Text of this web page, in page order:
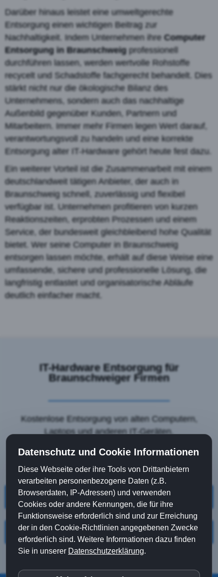
Darüber hinaus leistet eine umweltgerechte
Entsorgung einen wichtigen Beitrag zur
Nachhaltigkeit. Indem Unternehmen ihreComputer
Entsorgung in Braunschweigprofessionell
durchführen lassen, werden wertvolle Rohstoffe
recycelt und Schadstoffe fachgerecht behandelt. Dies
stärkt nicht nur die ökologische Bilanz des
Unternehmens, sondern auch das nachhaltige
Außenbild gegenüber Kunden, Partnern und
Mitarbeitern. Immer mehr Firmen legen Wert darauf,
verantwortungsvoll zu handeln und eine korrekte
Entsorgung alter IT-Hardware gehört heute fest dazu.
Ein weiterer Vorteil ist die Zusammenarbeit mit einem
deutschlandweit tätigen Anbieter, der auch in
Braunschweig schnell, zuverlässig und flexibel
verfügbar ist. Unternehmen profitieren von kurzen
Reaktionszeiten, erprobten Prozessen und einem
Service, der bundesweit gleichbleibend hohe Qualität
bietet. Wer seine Computer in Braunschweig
entsorgen lassen möchte, erhält auf diese Weise eine
umfassende, sichere und professionelle Lösung, die
langfristig entlastet und organisatorische Abläufe
deutlich einfacher macht.
IT-Hardware Entsorgung für
Braunschweiger Firmen
Kostenlose Entsorgung von alten Computern,
Laptops und anderen IT-Geräten.
Für Ihre Anfrage nutzen Sie rund um die Uhr das
ANFRAGEFORMULAR
ANRUFEN
Datenschutz und Cookie Informationen
Diese Webseite oder ihre Tools von Drittanbietern
verarbeiten personenbezogene Daten (z.B.
Browserdaten, IP-Adressen) und verwenden
Cookies oder andere Kennungen, die für ihre
Funktionsweise erforderlich sind und zur Erreichung
der in den Cookie-Richtlinien angegebenen Zwecke
erforderlich sind. Weitere Informationen dazu finden
Sie in unserer Datenschutzerklärung.